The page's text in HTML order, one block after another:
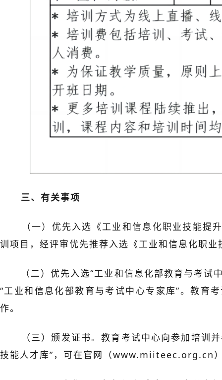
三、有关事项
（一）优先入选《工业和信息化职业技能
训项目，经评审优先推荐入选《工业和信息化职
（二）优先入选“工业和信息化部教育与考
“工业和信息化部教育与考试中心专家库”。教育
作。
（三）颁发证书。教育考试中心向参加培训
技能人才库”，可在官网（www.miiteec.org.cn